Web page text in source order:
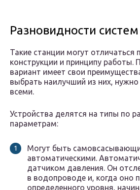
Разновидности систем
Такие станции могут отличаться
конструкции и принципу работы.
вариант имеет свои
выбрать наилучший из них,
всеми.
Устройства делятся на типы по
параметрам:
Могут быть
автоматическими.
датчиком давления. Он
в водопроводе и, когда оно
определенного уровня,